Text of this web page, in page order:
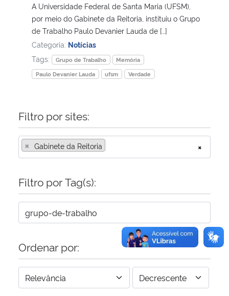
Ministério da Mulher, da Família e dos Direitos Humanos
Secretaria-Geral
Secretaria de Governo
Advocacia-Geral da União
Banco Central do Brasil
Planalto
A Universidade Federal de Santa Maria (UFSM),
por meio do Gabinete da Reitoria, instituiu o Grupo
de Trabalho Paulo Devanier Lauda de […]
Categoria: Notícias
Tags:
Grupo de Trabalho
Memória
Paulo Devanier Lauda
ufsm Verdade
Filtro por sites:
×
× Gabinete da Reitoria
Filtro por Tag(s):
Ordenar por: